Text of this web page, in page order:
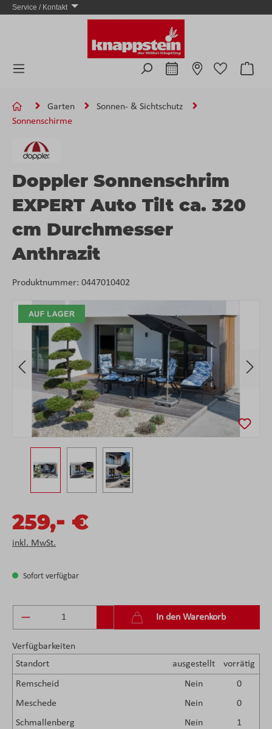
Zum Hauptinhalt springen
Service / Kontakt
Garten
Sonnen- & Sichtschutz
Sonnenschirme
Bildergalerie überspringen
Doppler Sonnenschrim
EXPERT Auto Tilt ca. 320
cm Durchmesser
Anthrazit
Produktnummer: 0447010402
259,- €
inkl. MwSt.
Sofort verfügbar
Produkt Anzahl: Gib den gewünschten Wert
In den Warenkorb
Verfügbarkeiten
Standort
ausgestellt vorrätig
Remscheid Nein
0
Meschede
Nein
0
Schmallenberg
Nein
1